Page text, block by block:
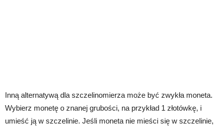
Inną alternatywą dla szczelinomierza może być zwykła moneta.
Wybierz monetę o znanej grubości, na przykład 1 złotówkę, i
umieść ją w szczelinie. Jeśli moneta nie mieści się w szczelinie,